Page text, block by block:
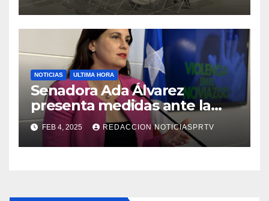
NOTICIAS ULTIMA HORA
Senadora Ada Álvarez
presenta medidas ante la
violencia en el noviazgo
FEB 4, 2025 REDACCION NOTICIASPRTV